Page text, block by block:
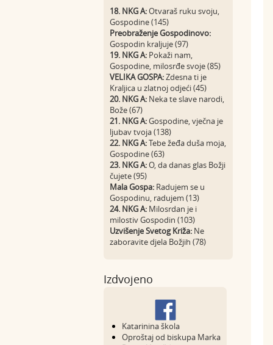
18. NKG A:Otvaraš ruku svoju,
Gospodine (145)
Preobraženje Gospodinovo:
Gospodin kraljuje (97)
19. NKG A: Pokaži nam,
Gospodine, milosrđe svoje (85)
VELIKA GOSPA:Zdesna ti je
Kraljica u zlatnoj odjeći (45)
20. NKG A: Neka te slave narodi,
Bože (67)
21. NKG A:Gospodine, vječna je
ljubav tvoja (138)
22. NKG A:Tebe žeđa duša moja,
Gospodine (63)
23. NKG A:O, da danas glas Božji
čujete (95)
Mala Gospa: Radujem se u
Gospodinu, radujem (13)
24. NKG A: Milosrdan je i
milostiv Gospodin (103)
Uzvišenje Svetog Križa: Ne
zaboravite djela Božjih (78)
Izdvojeno
Katarinina škola
Oproštaj od biskupa Marka